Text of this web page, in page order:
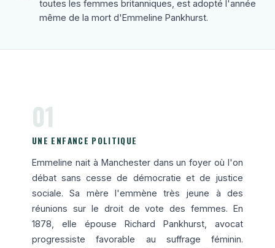
toutes les femmes britanniques, est adopté l'année
même de la mort d'Emmeline Pankhurst.
01
UNE ENFANCE POLITIQUE
Emmeline nait à Manchester dans un foyer où l'on
débat sans cesse de démocratie et de justice
sociale. Sa mère l'emmène très jeune à des
réunions sur le droit de vote des femmes. En
1878, elle épouse Richard Pankhurst, avocat
progressiste favorable au suffrage féminin.